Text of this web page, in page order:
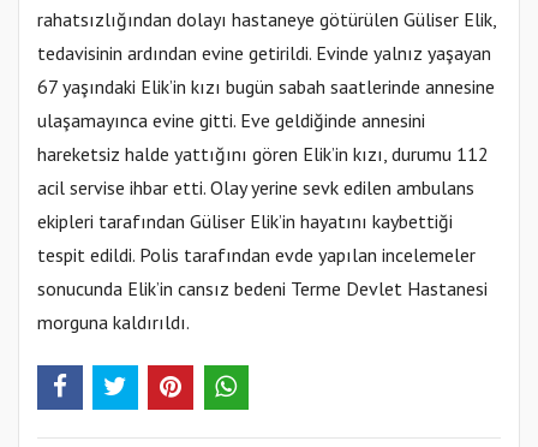
rahatsızlığından dolayı hastaneye götürülen Güliser Elik,
tedavisinin ardından evine getirildi. Evinde yalnız yaşayan
67 yaşındaki Elik’in kızı bugün sabah saatlerinde annesine
ulaşamayınca evine gitti. Eve geldiğinde annesini
hareketsiz halde yattığını gören Elik’in kızı, durumu 112
acil servise ihbar etti. Olay yerine sevk edilen ambulans
ekipleri tarafından Güliser Elik’in hayatını kaybettiği
tespit edildi. Polis tarafından evde yapılan incelemeler
sonucunda Elik’in cansız bedeni Terme Devlet Hastanesi
morguna kaldırıldı.